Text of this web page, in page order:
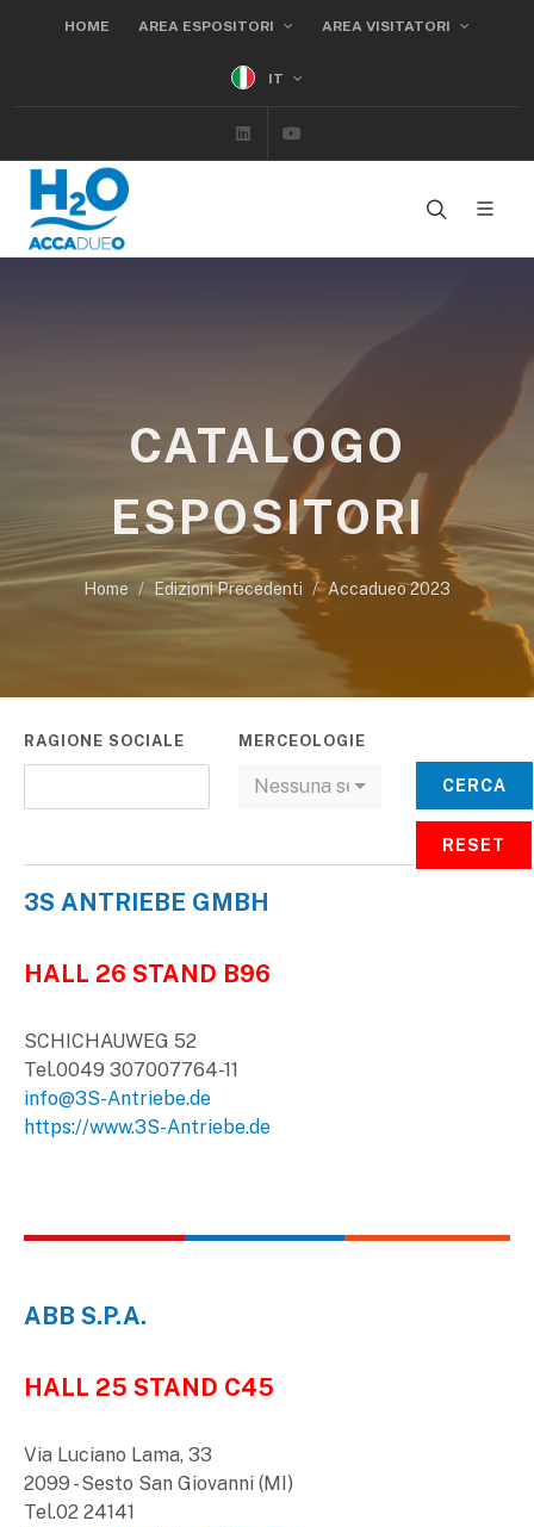
HOME AREA ESPOSITORI AREA VISITATORI
IT
Linkedin
CATALOGO
ESPOSITORI
Home Edizioni Precedenti Accadueo 2023
RAGIONE SOCIALE MERCEOLOGIE
Nessuna selezione CERCA
RESET
3S ANTRIEBE GMBH
HALL 26 STAND B96
SCHICHAUWEG 52
Tel.0049 307007764-11
info@3S-Antriebe.de
https://www.3S-Antriebe.de
ABB S.P.A.
HALL 25 STAND C45
Via Luciano Lama, 33
2099 - Sesto San Giovanni (MI)
Tel.02 24141